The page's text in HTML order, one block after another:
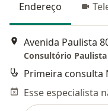
Endereço
Avenida Paulista
Consultório Paulista
Primeira consulta